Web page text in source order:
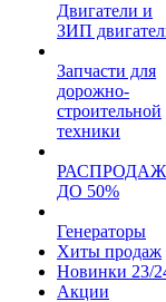
Двигатели и
ЗИП
Запчасти для
дорожно-
строительной
техники
ДО 50%
Генераторы
Хиты продаж
Новинки 23/
Акции